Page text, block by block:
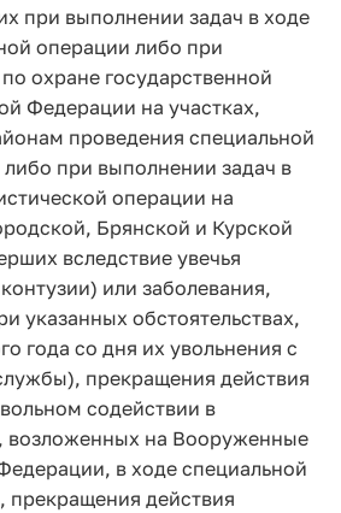
при выполнении задач в ходе
операции либо при
охране государственной
Федерации на участках,
проведения специальной
при выполнении задач в
операции на
Брянской и Курской
вследствие увечья
или заболевания,
указанных обстоятельствах,
года со дня их увольнения с
прекращения действия
содействии в
возложенных на Вооруженные
в ходе специальной
прекращения действия